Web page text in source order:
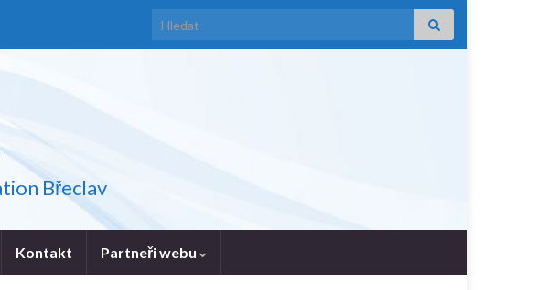
Search for:
Břeclav
Kontakt Partneři webu